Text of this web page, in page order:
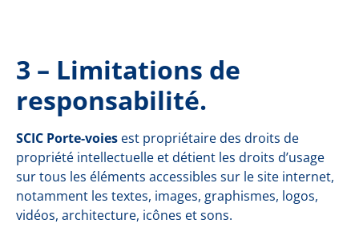
3 – Limitations de
responsabilité.
SCIC Porte-voies est propriétaire des droits de
propriété intellectuelle et détient les droits d’usage
sur tous les éléments accessibles sur le site internet,
notamment les textes, images, graphismes, logos,
vidéos, architecture, icônes et sons.